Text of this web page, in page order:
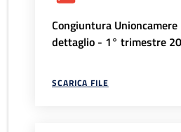
Congiuntura
dettaglio - 1° trimestre
SCARICA FILE